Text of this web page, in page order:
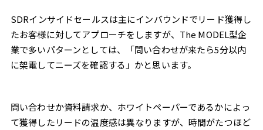
SDRインサイドセールスは主にインバウンドでリード獲得し
たお客様に対してアプローチをしますが、The MODEL型企
業で多いパターンとしては、「問い合わせが来たら5分以内
に架電してニーズを確認する」かと思います。
問い合わせか資料請求か、ホワイトペーパーであるかによっ
て獲得したリードの温度感は異なりますが、時間がたつほど